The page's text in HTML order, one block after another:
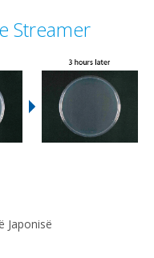
Streamer
Japonisë